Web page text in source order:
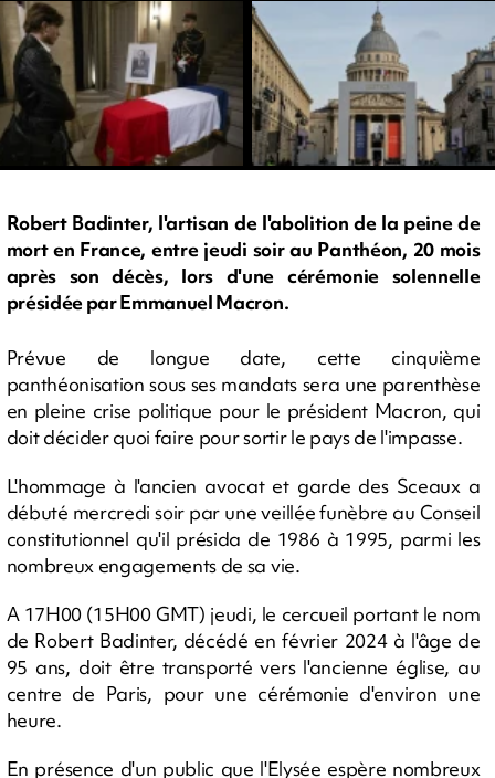
Robert Badinter, l'artisan de l'abolition de la peine de
mort en France, entre jeudi soir au Panthéon, 20 mois
après son décès, lors d'une cérémonie solennelle
présidée par Emmanuel Macron.
Prévue de longue date, cette cinquième
panthéonisation sous ses mandats sera une parenthèse
en pleine crise politique pour le président Macron, qui
doit décider quoi faire pour sortir le pays de l'impasse.
L'hommage à l'ancien avocat et garde des Sceaux a
débuté mercredi soir par une veillée funèbre au Conseil
constitutionnel qu'il présida de 1986 à 1995, parmi les
nombreux engagements de sa vie.
A 17H00 (15H00 GMT) jeudi, le cercueil portant le nom
de Robert Badinter, décédé en février 2024 à l'âge de
95 ans, doit être transporté vers l'ancienne église, au
centre de Paris, pour une cérémonie d'environ une
heure.
En présence d'un public que l'Elysée espère nombreux